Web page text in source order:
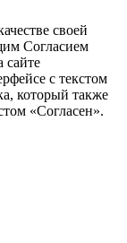
своей
Согласием
сайте
с текстом
который также
«Согласен».